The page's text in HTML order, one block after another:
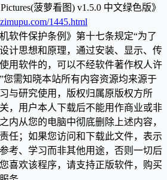
菠萝看图) v1.5.0 中文绿色版》
1445.html
软件保护条例》第十七条规定“为了
计思想和原理，通过安装、显示、传
用软件的，可以不经软件著作权人许
您需知晓本站所有内容资源均来源于
与研究使用，版权归属原版权方所
，用户本人下载后不能用作商业或非
内从您的电脑中彻底删除上述内容，
任；如果您访问和下载此文件，表示
考、学习而非其他用途，否则一切后
喜欢该程序，请支持正版软件，购买